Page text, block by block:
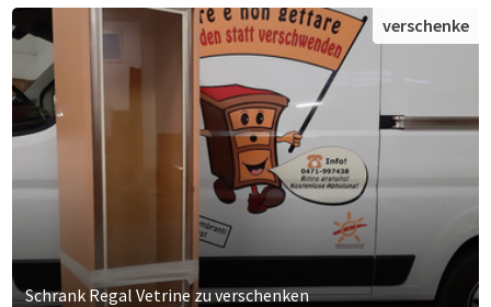
Schrank Regal Vetrine zu verschenken
verschenke